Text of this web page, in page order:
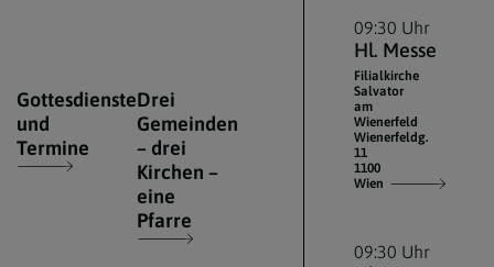
Gottesdienste
und
Termine
Drei
Gemeinden
– drei
Kirchen –
eine
Pfarre
09:30 Uhr
Hl. Messe
Filialkirche
Salvator
am
Wienerfeld
Wienerfeldg.
11
1100
Wien
09:30 Uhr